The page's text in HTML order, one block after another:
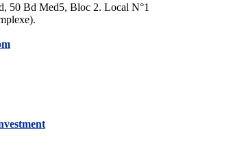
50 Bd Med5, Bloc 2. Local N°1